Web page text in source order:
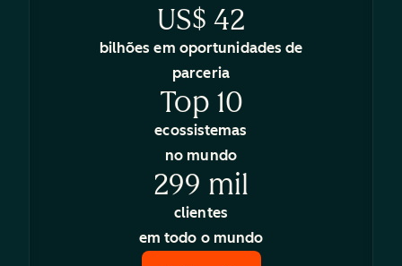
US$ 42
bilhões em oportunidades de
parceria
Top 10
ecossistemas
no mundo
299 mil
clientes
em todo o mundo